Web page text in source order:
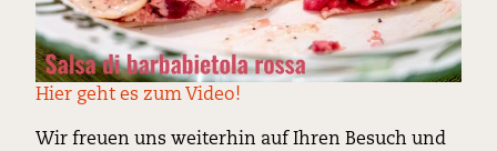
Hier geht es zum Video!
Wir freuen uns weiterhin auf Ihren Besuch und